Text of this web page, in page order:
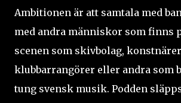
Ambitionen är att samtala med
med andra människor som finns
scenen som skivbolag,
klubbarrangörer eller andra som
tung svensk musik. Podden